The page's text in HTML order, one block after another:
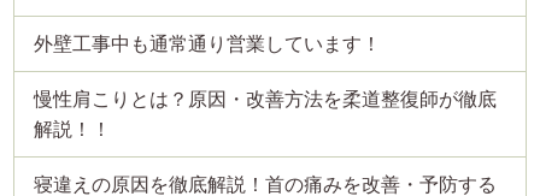
外壁工事中も通常通り営業しています！
慢性肩こりとは？原因・改善方法を柔道整復師が徹底
解説！！
寝違えの原因を徹底解説！首の痛みを改善・予防する